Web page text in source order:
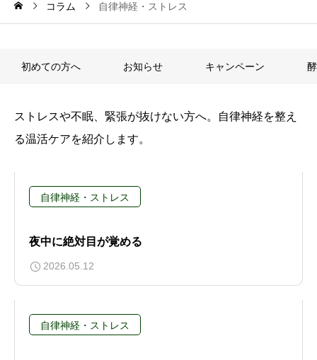
コラム 自律神経・ストレス
初めての方へ お知らせ キャンペーン
ストレスや不眠、緊張が抜けない方へ。自律神経を整え
る温活ケアを紹介します。
自律神経・ストレス
夜中に絶対目が覚める
2026.05.12
自律神経・ストレス